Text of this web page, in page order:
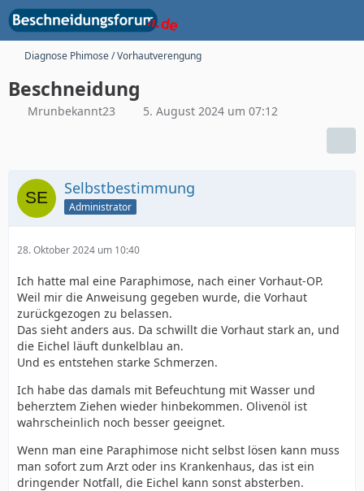
Diagnose Phimose / Vorhautverengung
Beschneidung
Mrunbekannt23 5. August 2024 um 07:12
Selbstbestimmung
Administrator
28. Oktober 2024 um 10:40
Ich hatte mal eine Paraphimose, nach einer Vorhaut-OP.
Weil mir die Anweisung gegeben wurde, die Vorhaut
zurückgezogen zu belassen.
Das sieht anders aus. Da schwillt die Vorhaut stark an, und
die Eichel läuft dunkelblau an.
Und es entstehen starke Schmerzen.
Ich habe das damals mit Befeuchtung mit Wasser und
beherztem Ziehen wieder hinbekommen. Olivenöl ist
wahrscheinlich noch besser geeignet.
Wenn man eine Paraphimose nicht selbst lösen kann muss
man sofort zum Arzt oder ins Krankenhaus, das ist ein
dringender Notfall, die Eichel kann sonst absterben.